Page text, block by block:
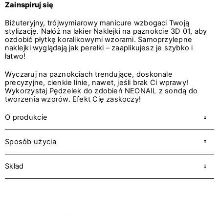
Zainspiruj się
Biżuteryjny, trójwymiarowy manicure wzbogaci Twoją
stylizację. Nałóż na lakier Naklejki na paznokcie 3D 01, aby
ozdobić płytkę koralikowymi wzorami. Samoprzylepne
naklejki wyglądają jak perełki – zaaplikujesz je szybko i
łatwo!
Wyczaruj na paznokciach trendujące, doskonale
precyzyjne, cienkie linie, nawet, jeśli brak Ci wprawy!
Wykorzystaj Pędzelek do zdobień NEONAIL z sondą do
tworzenia wzorów. Efekt Cię zaskoczy!
O produkcie
Sposób użycia
Skład